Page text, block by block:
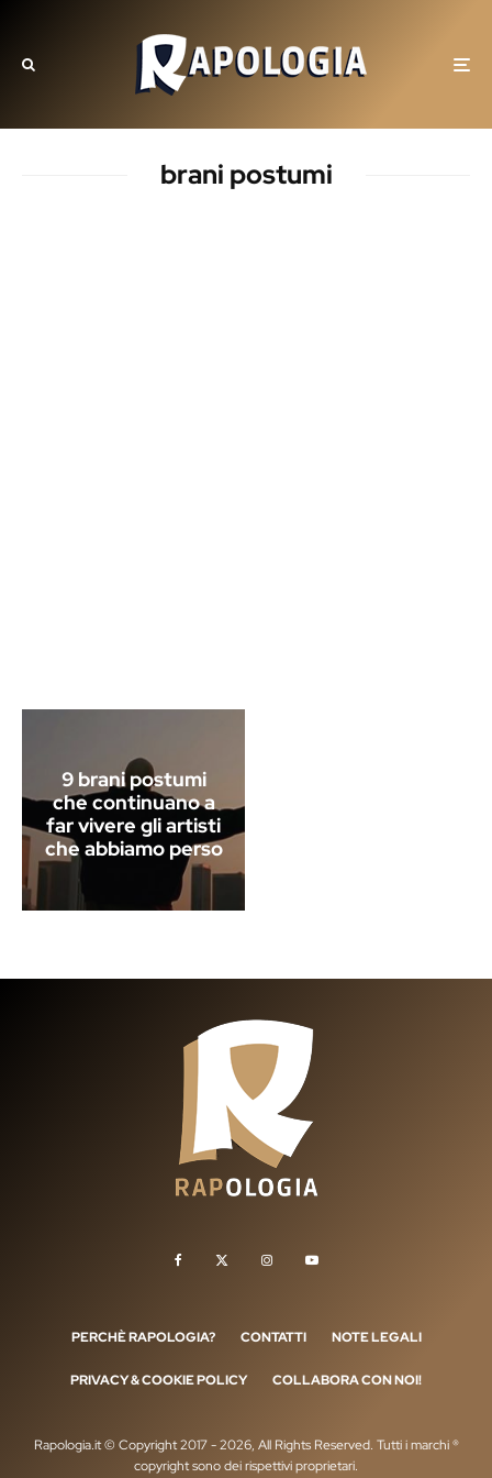
brani postumi
9 brani postumi
che continuano a
far vivere gli artisti
che abbiamo perso
PERCHÈ RAPOLOGIA? CONTATTI NOTE LEGALI
PRIVACY & COOKIE POLICY COLLABORA CON NOI!
Rapologia.it © Copyright 2017 - 2026, All Rights Reserved. Tutti i marchi ®
copyright sono dei rispettivi proprietari.